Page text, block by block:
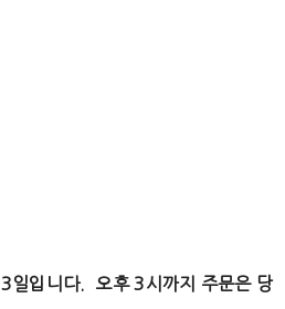
일입니다. 오후 3시까지 주문은 당